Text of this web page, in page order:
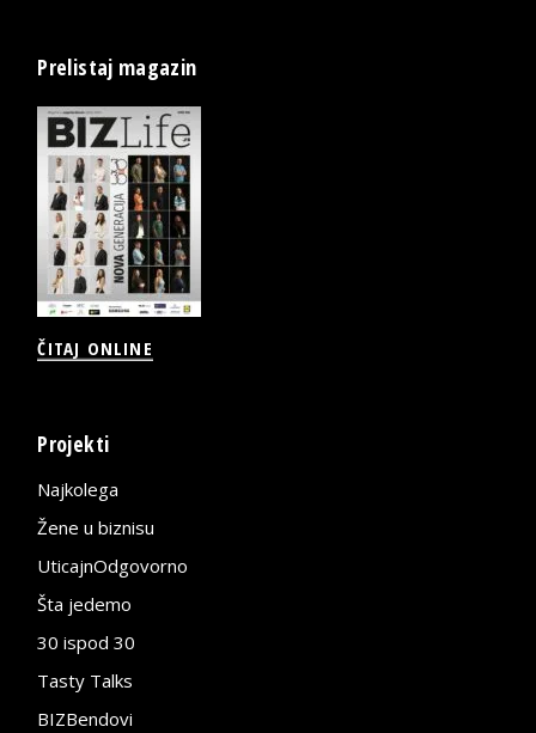
Prelistaj magazin
ČITAJ ONLINE
Projekti
Najkolega
Žene u biznisu
UticajnOdgovorno
Šta jedemo
30 ispod 30
Tasty Talks
BIZBendovi